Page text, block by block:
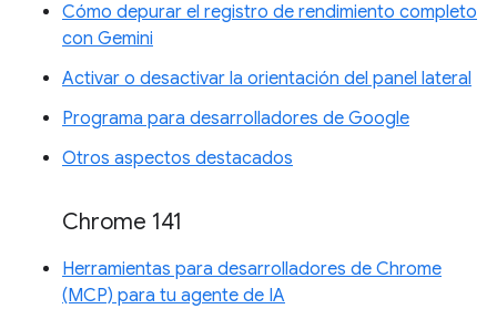
Cómo depurar el registro de rendimiento completo
con Gemini
Activar o desactivar la orientación del panel lateral
Programa para desarrolladores de Google
Otros aspectos destacados
Chrome 141
Herramientas para desarrolladores de Chrome
(MCP) para tu agente de IA